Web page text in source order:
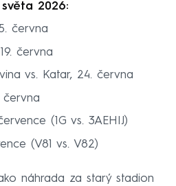
2026:
června
června
vs. Katar, 24. června
června
(1G vs. 3AEHIJ)
(V81 vs. V82)
náhrada za starý stadion